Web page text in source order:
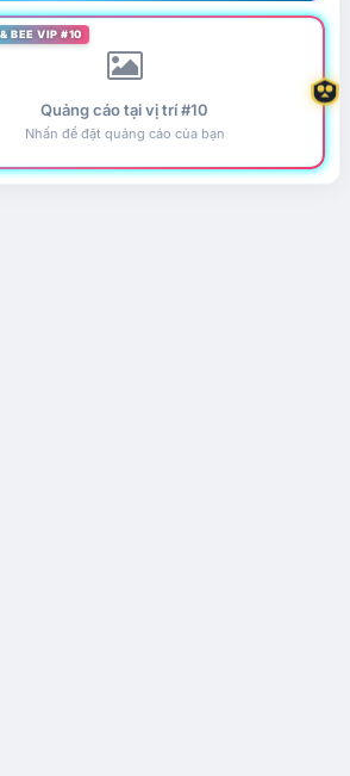
BEE VIP #10
Quảng cáo tại vị trí #10
Nhấn để đặt quảng cáo của bạn